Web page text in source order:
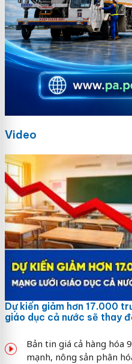
Video
Dự kiến giảm hơn 17.000
giáo dục cả nước sẽ thay
Bản tin giá cả hàng hóa
mạnh, nông sản phân